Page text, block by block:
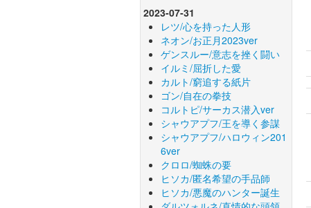
2023-07-31
レツ/心を持った人形
ネオン/お正月2023ver
ゲンスルー/意志を挫く闘い
イルミ/屈折した愛
カルト/窮追する紙片
ゴン/自在の拳技
コルトピ/サーカス潜入ver
シャウアプフ/王を導く参謀
シャウアプフ/ハロウィン201
6ver
クロロ/蜘蛛の要
ヒソカ/匿名希望の手品師
ヒソカ/悪魔のハンター誕生